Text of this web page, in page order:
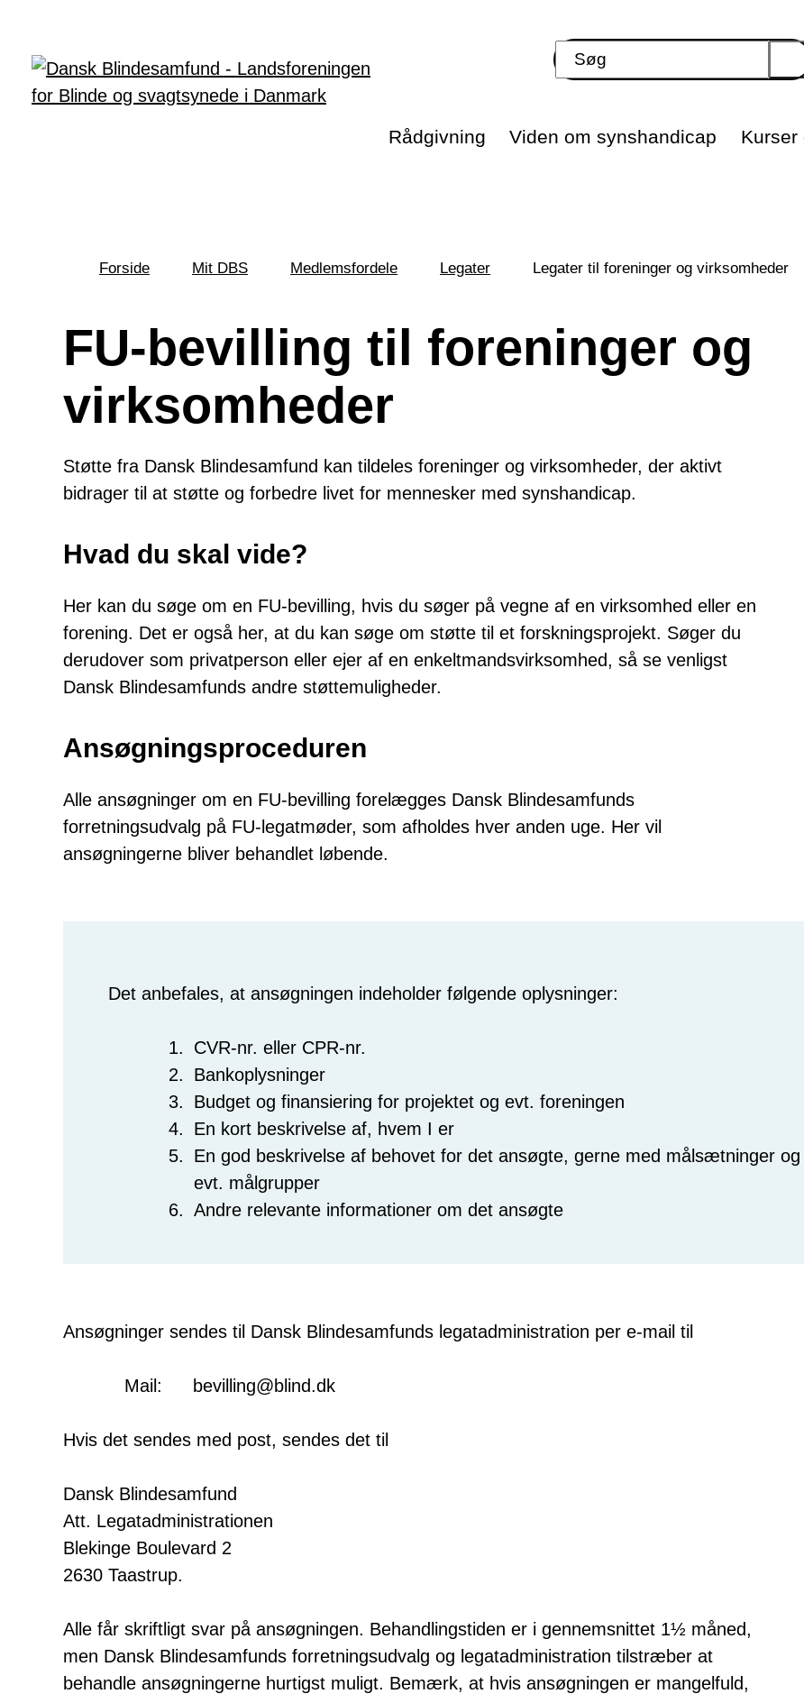
Rådgivning Viden om synshandicap Kurser
her:
Forside Mit DBS Medlemsfordele Legater Legater til foreninger og virksomheder
FU-bevilling til foreninger og
virksomheder
Støtte fra Dansk Blindesamfund kan tildeles foreninger og virksomheder, der aktivt
bidrager til at støtte og forbedre livet for mennesker med synshandicap.
Hvad du skal vide?
Her kan du søge om en FU-bevilling, hvis du søger på vegne af en virksomhed eller en
forening. Det er også her, at du kan søge om støtte til et forskningsprojekt. Søger du
derudover som privatperson eller ejer af en enkeltmandsvirksomhed, så se venligst
Dansk Blindesamfunds andre støttemuligheder.
Ansøgningsproceduren
Alle ansøgninger om en FU-bevilling forelægges Dansk Blindesamfunds
forretningsudvalg på FU-legatmøder, som afholdes hver anden uge. Her vil
ansøgningerne bliver behandlet løbende.
Det anbefales, at ansøgningen indeholder følgende oplysninger:
CVR-nr. eller CPR-nr.
Bankoplysninger
Budget og finansiering for projektet og evt. foreningen
En kort beskrivelse af, hvem I er
En god beskrivelse af behovet for det ansøgte, gerne med målsætninger og
evt. målgrupper
Andre relevante informationer om det ansøgte
Ansøgninger sendes til Dansk Blindesamfunds legatadministration per e-mail til
Mail: bevilling@blind.dk
Hvis det sendes med post, sendes det til
Dansk Blindesamfund
Att. Legatadministrationen
Blekinge Boulevard 2
2630 Taastrup.
Alle får skriftligt svar på ansøgningen. Behandlingstiden er i gennemsnittet 1½ måned,
men Dansk Blindesamfunds forretningsudvalg og legatadministration tilstræber at
behandle ansøgningerne hurtigst muligt. Bemærk, at hvis ansøgningen er mangelfuld,